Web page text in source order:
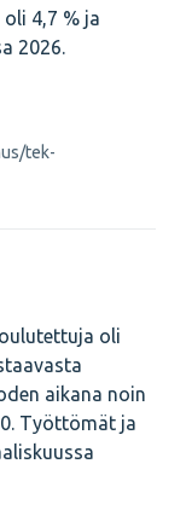
4,7 % ja
2026.
tek-
oli
aikana noin
Työttömät ja